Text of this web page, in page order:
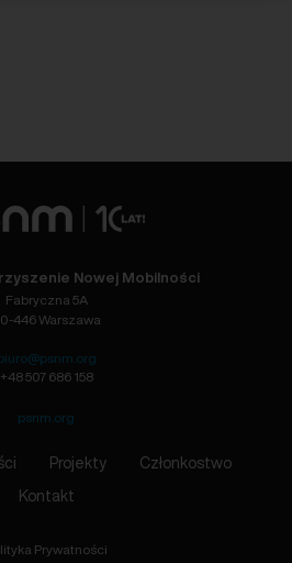
Nowej Mobilności
Fabryczna 5A
446 Warszawa
+48 507 686 158
psnm.org
Projekty Członkostwo
Kontakt
Prywatności